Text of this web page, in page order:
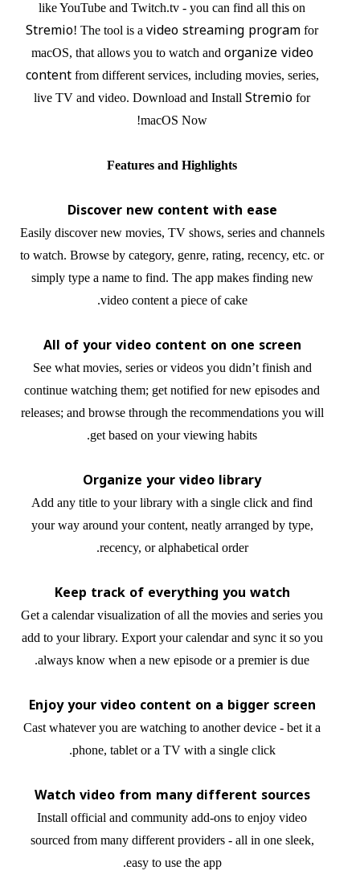
like YouTube and Twitch.tv - you can find all this on
Stremio! The tool is avideo streaming program for
macOS, that allows you to watch and organize video
contentfrom different services, including movies, series,
live TV and video. Download and InstallStremio for
macOS Now!
Features and Highlights
Discover new content with ease
Easily discover new movies, TV shows, series and channels
to watch. Browse by category, genre, rating, recency, etc. or
simply type a name to find. The app makes finding new
video content a piece of cake.
All of your video content on one screen
See what movies, series or videos you didn’t finish and
continue watching them; get notified for new episodes and
releases; and browse through the recommendations you will
get based on your viewing habits.
Organize your video library
Add any title to your library with a single click and find
your way around your content, neatly arranged by type,
recency, or alphabetical order.
Keep track of everything you watch
Get a calendar visualization of all the movies and series you
add to your library. Export your calendar and sync it so you
always know when a new episode or a premier is due.
Enjoy your video content on a bigger screen
Cast whatever you are watching to another device - bet it a
phone, tablet or a TV with a single click.
Watch video from many different sources
Install official and community add-ons to enjoy video
sourced from many different providers - all in one sleek,
easy to use the app.